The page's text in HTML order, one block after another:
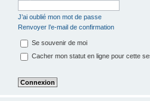
J’ai oublié mon mot de passe
Renvoyer l’e-mail de confirmation
Se souvenir de moi
Cacher mon statut en ligne pour cette